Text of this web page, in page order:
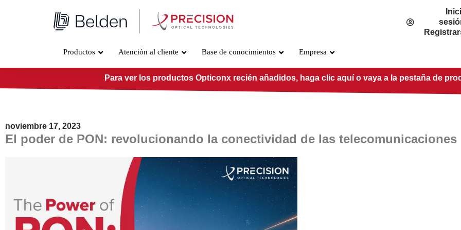
Productos Atención al cliente Base de conocimientos Empresa
Para ver los productos Opticonx recién añadidos, haga clic aquí o vaya a la pestaña de
noviembre 17, 2023
El poder de PON: revolucionando la conectividad de las telecomunicaciones